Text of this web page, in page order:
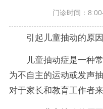
门诊时间：
引起儿童抽动的原
儿童抽动症是一种
为不自主的运动或发声
对于家长和教育工作者